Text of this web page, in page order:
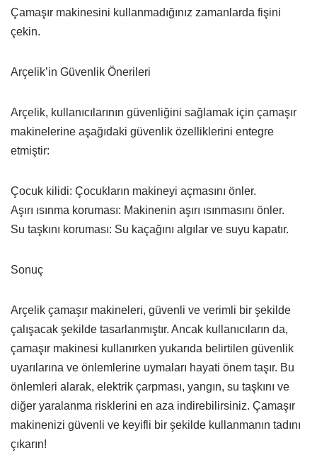
Çamaşır makinesini kullanmadığınız zamanlarda fişini
çekin.
Arçelik’in Güvenlik Önerileri
Arçelik, kullanıcılarının güvenliğini sağlamak için çamaşır
makinelerine aşağıdaki güvenlik özelliklerini entegre
etmiştir:
Çocuk kilidi: Çocukların makineyi açmasını önler.
Aşırı ısınma koruması: Makinenin aşırı ısınmasını önler.
Su taşkını koruması: Su kaçağını algılar ve suyu kapatır.
Sonuç
Arçelik çamaşır makineleri, güvenli ve verimli bir şekilde
çalışacak şekilde tasarlanmıştır. Ancak kullanıcıların da,
çamaşır makinesi kullanırken yukarıda belirtilen güvenlik
uyarılarına ve önlemlerine uymaları hayati önem taşır. Bu
önlemleri alarak, elektrik çarpması, yangın, su taşkını ve
diğer yaralanma risklerini en aza indirebilirsiniz. Çamaşır
makinenizi güvenli ve keyifli bir şekilde kullanmanın tadını
çıkarın!